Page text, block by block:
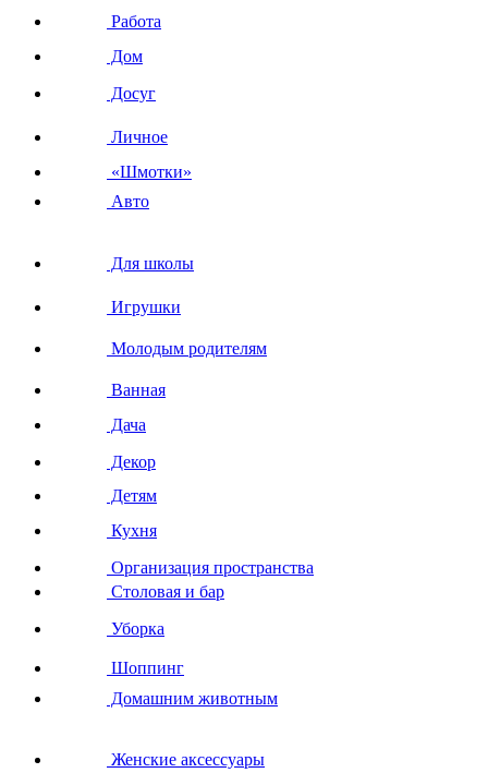
Работа
Дом
Досуг
Личное
«Шмотки»
Авто
Для школы
Игрушки
Молодым родителям
Ванная
Дача
Декор
Детям
Кухня
Организация пространства
Столовая и бар
Уборка
Шоппинг
Домашним животным
Женские аксессуары